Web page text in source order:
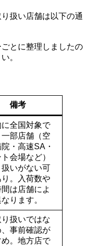
扱い店舗は以下の通
とに整理しましたの
。
備考
全国対象で
部店舗（空
・高速SA・
会場など）
扱いがない可
。入荷数や
は店舗によ
ります。
扱いではな
、事前確認が
め。地方店で